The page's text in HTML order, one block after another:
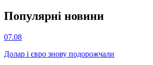
Популярнi новини
07.08
Долар і євро знову подорожчали